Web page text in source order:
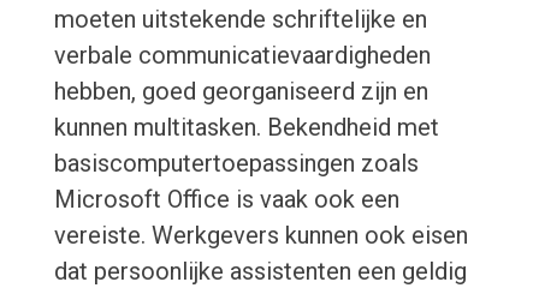
moeten uitstekende schriftelijke en
verbale communicatievaardigheden
hebben, goed georganiseerd zijn en
kunnen multitasken. Bekendheid met
basiscomputertoepassingen zoals
Microsoft Office is vaak ook een
vereiste. Werkgevers kunnen ook eisen
dat persoonlijke assistenten een geldig